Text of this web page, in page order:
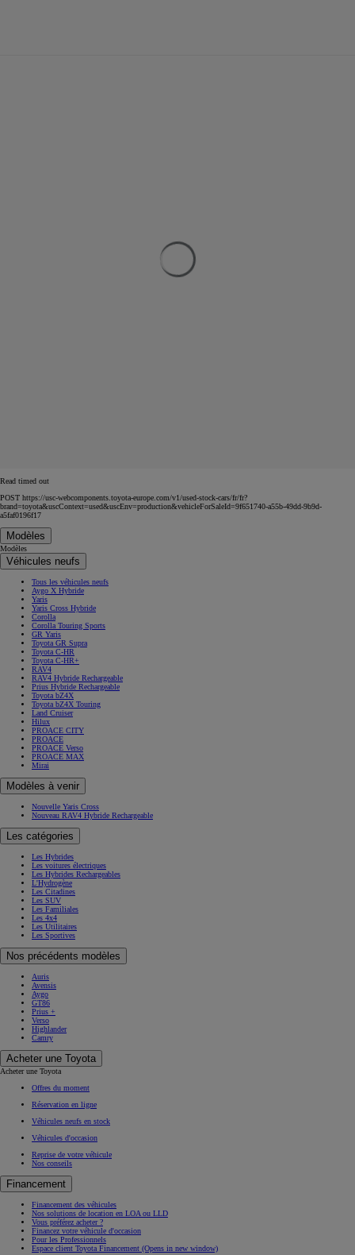
Read timed out
POST https://usc-webcomponents.toyota-europe.com/v1/used-stock-cars/fr/fr?
brand=toyota&uscContext=used&uscEnv=production&vehicleForSaleId=9f651740-a55b-49dd-9b9d-
a5faf0196f17
Modèles
Modèles
Véhicules neufs
Tous les véhicules neufs
Aygo X Hybride
Yaris
Yaris Cross Hybride
Corolla
Corolla Touring Sports
GR Yaris
Toyota GR Supra
Toyota C-HR
Toyota C-HR+
RAV4
RAV4 Hybride Rechargeable
Prius Hybride Rechargeable
Toyota bZ4X
Toyota bZ4X Touring
Land Cruiser
Hilux
PROACE CITY
PROACE
PROACE Verso
PROACE MAX
Mirai
Modèles à venir
Nouvelle Yaris Cross
Nouveau RAV4 Hybride Rechargeable
Les catégories
Les Hybrides
Les voitures électriques
Les Hybrides Rechargeables
L'Hydrogène
Les Citadines
Les SUV
Les Familiales
Les 4x4
Les Utilitaires
Les Sportives
Nos précédents modèles
Auris
Avensis
Aygo
GT86
Prius +
Verso
Highlander
Camry
Acheter une Toyota
Acheter une Toyota
Offres du moment
Réservation en ligne
Véhicules neufs en stock
Véhicules d'occasion
Reprise de votre véhicule
Nos conseils
Financement
Financement des véhicules
Nos solutions de location en LOA ou LLD
Vous préférez acheter ?
Financez votre véhicule d'occasion
Pour les Professionnels
Espace client Toyota Financement (Opens in new window)